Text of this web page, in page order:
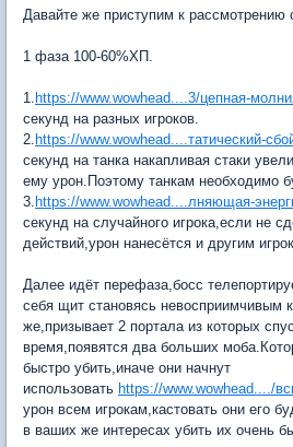
Давайте же приступим к рассмотрению
1 фаза 100-60%ХП.
1. https://www.wowhead....3/цепная-
секунд на разных игроков.
2. https://www.wowhead....татический-
секунд на танка накапливая стаки
ему урон.Поэтому танкам необходимо
3. https://www.wowhead....лняющая-
секунд на случайного игрока,если не
действий,урон нанесётся и другим
Далее идёт перефаза,босс
себя щит становясь невосприимчивым
же,призывает 2 портала из которых
время,появятся два больших
быстро убить,иначе они начнут
использовать https://www.wowhead..../
урон всем игрокам,кастовать они его
в ваших же интересах убить их очень